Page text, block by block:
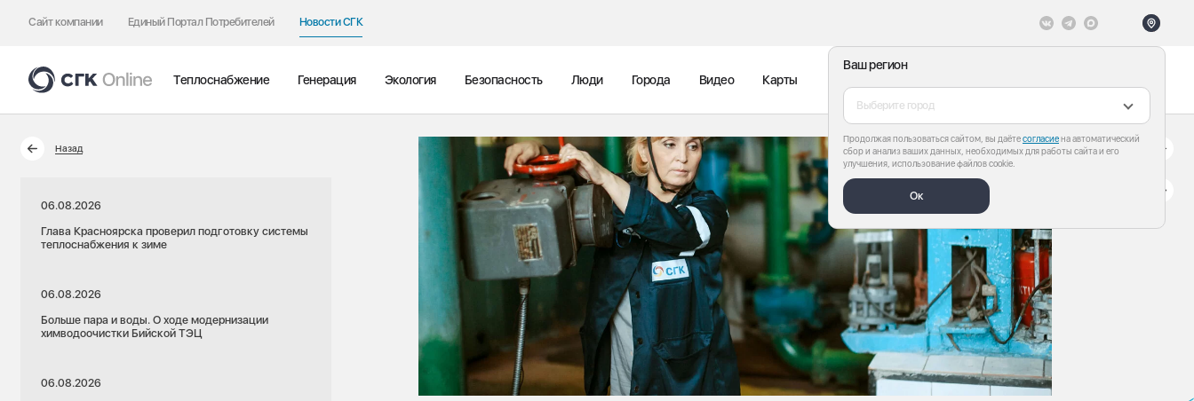
Сайт компании Единый Портал Потребителей Новости СГК
Ваш регион
Выберите город
Продолжая пользоваться сайтом, вы даётесогласиена автоматический
сбор и анализ ваших данных, необходимых для работы сайта и его
улучшения, использование файлов cookie.
Ок
Теплоснабжение Генерация Экология Безопасность Люди Города Видео Карты
Назад
06.08.2026
Глава Красноярска проверил подготовку системы
теплоснабжения к зиме
06.08.2026
Больше пара и воды. О ходе модернизации
химводоочистки Бийской ТЭЦ
06.08.2026